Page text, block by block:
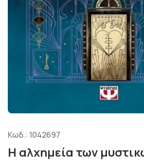
Κωδ.: 1042697
Η αλχημεία των